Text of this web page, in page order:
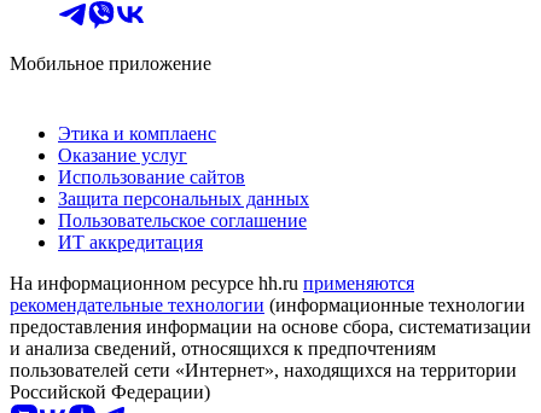
Мобильное приложение
Этика и комплаенс
Оказание услуг
Использование сайтов
Защита персональных данных
Пользовательское соглашение
ИТ аккредитация
На информационном ресурсе hh.ru применяются
рекомендательные технологии (информационные технологии
предоставления информации на основе сбора, систематизации
и анализа сведений, относящихся к предпочтениям
пользователей сети «Интернет», находящихся на территории
Российской Федерации)